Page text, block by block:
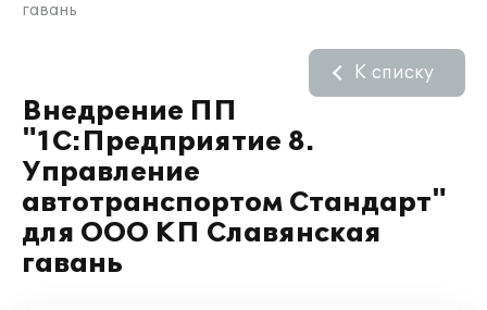
гавань
Внедрение ПП
"1С:Предприятие 8.
Управление
автотранспортом Стандарт"
для ООО КП Славянская
гавань
К списку